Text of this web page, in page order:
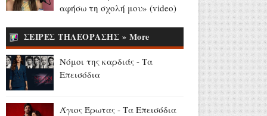
Κολοκυθάς: «Άντε πάλι...
(video)
Αύγουστος 06, 2026
Europa League - Live στο
Αύγουστος 06, 2026
αφήσω τη σχολή μου» (video)
ΣΕΙΡΕΣ ΤΗΛΕΟΡΑΣΗΣ » More
Νόμοι της καρδιάς - Τα
Επεισόδια
Άγιος Έρωτας - Τα Επεισόδια